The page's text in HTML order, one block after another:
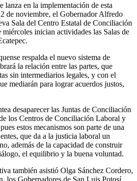
lanza en la implementación de esta
de noviembre, el Gobernador Alfredo
Sala del Centro Estatal de Conciliación
inician actividades las Salas de
respalda el nuevo sistema de
la relación entre las partes, que
sin intermediarios legales, y con el
mediarán para lograr acuerdos justos,
desaparecer las Juntas de Conciliación
los Centros de Conciliación Laboral y
estos mecanismos son parte de una
que da a la justicia laboral un
además de la capacidad de construir
el equilibrio y la buena voluntad.
también asistió Olga Sánchez Cordero,
los Gobernadores de San Luis Potosí,